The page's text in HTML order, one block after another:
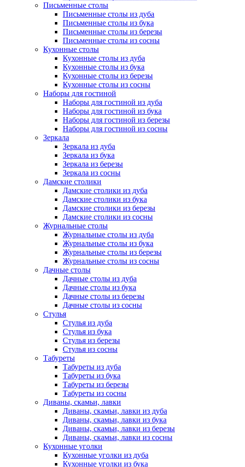
Письменные столы
Письменные столы из дуба
Письменные столы из бука
Письменные столы из березы
Письменные столы из сосны
Кухонные столы
Кухонные столы из дуба
Кухонные столы из бука
Кухонные столы из березы
Кухонные столы из сосны
Наборы для гостиной
Наборы для гостиной из дуба
Наборы для гостиной из бука
Наборы для гостиной из березы
Наборы для гостиной из сосны
Зеркала
Зеркала из дуба
Зеркала из бука
Зеркала из березы
Зеркала из сосны
Дамские столики
Дамские столики из дуба
Дамские столики из бука
Дамские столики из березы
Дамские столики из сосны
Журнальные столы
Журнальные столы из дуба
Журнальные столы из бука
Журнальные столы из березы
Журнальные столы из сосны
Дачные столы
Дачные столы из дуба
Дачные столы из бука
Дачные столы из березы
Дачные столы из сосны
Стулья
Стулья из дуба
Стулья из бука
Стулья из березы
Стулья из сосны
Табуреты
Табуреты из дуба
Табуреты из бука
Табуреты из березы
Табуреты из сосны
Диваны, скамьи, лавки
Диваны, скамьи, лавки из дуба
Диваны, скамьи, лавки из бука
Диваны, скамьи, лавки из березы
Диваны, скамьи, лавки из сосны
Кухонные уголки
Кухонные уголки из дуба
Кухонные уголки из бука